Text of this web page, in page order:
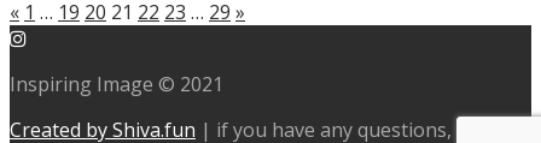
« 1 … 19 20 21 22 23 … 29 »
Inspiring Image © 2021
Created by Shiva.fun | if you have any questions, go to